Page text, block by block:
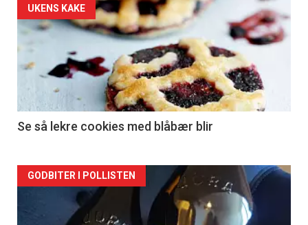
Forsiden
akkurat
nå
2
UKENS KAKE
Se så lekre cookies med blåbær blir
Forsiden
akkurat
GODBITER I POLLISTEN